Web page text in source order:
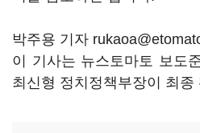
박주용 기자
이 기사는 뉴스토마토 보도
최신형 정치정책부장이 최종